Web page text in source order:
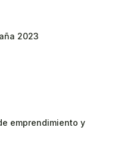
2023
emprendimiento y